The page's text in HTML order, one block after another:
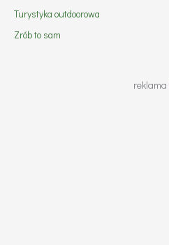
Turystyka outdoorowa
Zrób to sam
reklama